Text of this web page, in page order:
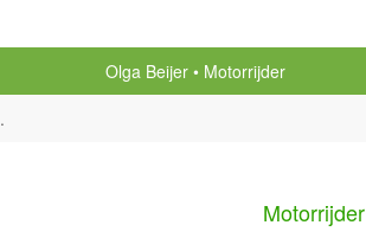
Olga Beijer
Motorrijder
.
Motorrijder